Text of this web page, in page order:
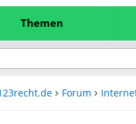
Themen
Forum